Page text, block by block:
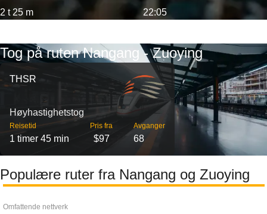
2 t 25 m 22:05
Tog på ruten Nangang - Zuoying
THSR
Høyhastighetstog
Reisetid
1 timer 45 min
Pris fra
$97
Avganger
68
Populære ruter fra Nangang og Zuoying
Omfattende nettverk